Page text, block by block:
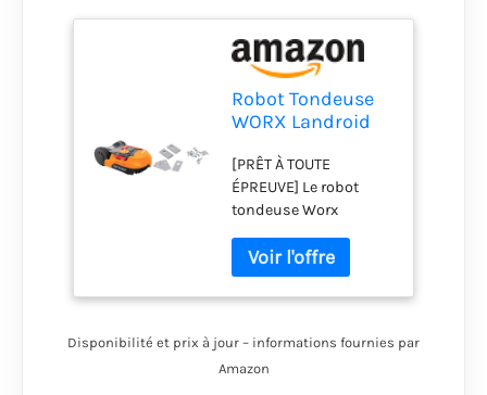
Robot Tondeuse
WORX Landroid
Petits Jardins
jusqu'à 500 m²
avec WiFi,
Bluetooth et
Plateau de Coupe
Flottant + Lame
de Rechange
[PRÊT À TOUTE
ÉPREUVE] Le robot
tondeuse Worx
la pelouse sans efforts
à votre place sur une
surface maximum de
diamètre de coupe de
18 cm. Cette tondeuse
Disponibilité et prix à jour – informations fournies par
Amazon